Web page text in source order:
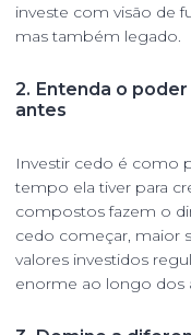
investe com visão de
mas também legado.
2. Entenda o
antes
Investir cedo é como
tempo ela tiver para
compostos fazem o
cedo começar, maior
valores investidos
enorme ao longo dos